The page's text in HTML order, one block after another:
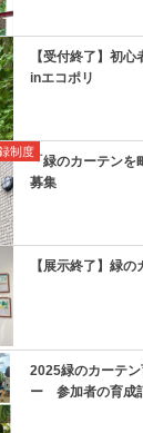
【受付終了】初
inエコポリ
制度
「緑のカーテンを
募集
【展示終了】緑
2025緑のカーテ
ー 参加者の育成